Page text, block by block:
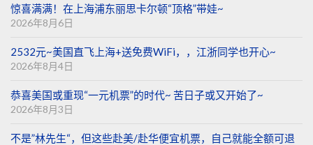
惊喜满满！在上海浦东丽思卡尔顿“顶格”带娃~
2026年8月6日
2532元~美国直飞上海+送免费WiFi，，江浙同学也开心~
2026年8月4日
恭喜美国或重现“一元机票”的时代~ 苦日子或又开始了~
2026年8月3日
不是”林先生“，但这些赴美/赴华便宜机票，自己就能全额可退